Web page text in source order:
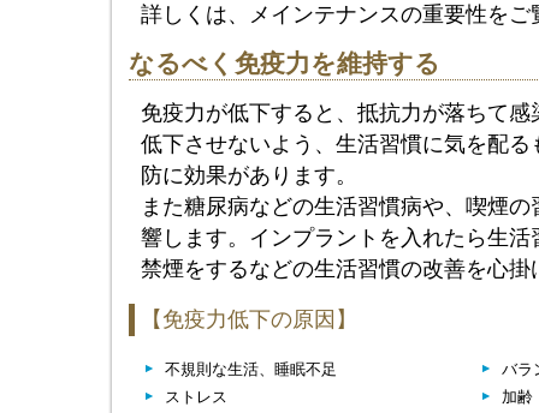
詳しくは、メインテナンスの重要性をご
なるべく免疫力を維持する
免疫力が低下すると、抵抗力が落ちて
低下させないよう、生活習慣に気を配
防に効果があります。
また糖尿病などの生活習慣病や、喫煙
響します。インプラントを入れたら生
禁煙をするなどの生活習慣の改善を心
【免疫力低下の原因】
不規則な生活、睡眠不足
バラ
ストレス
加齢